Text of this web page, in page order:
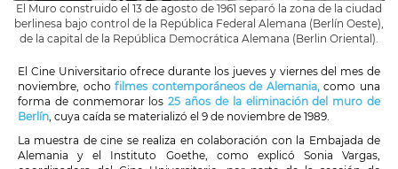
El Muro construido el 13 de agosto de 1961 separó la zona de la ciudad
berlinesa bajo control de la República Federal Alemana (Berlín Oeste),
de la capital de la República Democrática Alemana (Berlin Oriental).
El Cine Universitario ofrece durante los jueves y viernes del mes de
noviembre, ochofilmes contemporáneos de Alemania, como una
forma de conmemorar los25 años de la eliminación del muro de
Berlín , cuya caída se materializó el 9 de noviembre de 1989.
La muestra de cine se realiza en colaboración con la Embajada de
Alemania y el Instituto Goethe, como explicó Sonia Vargas,